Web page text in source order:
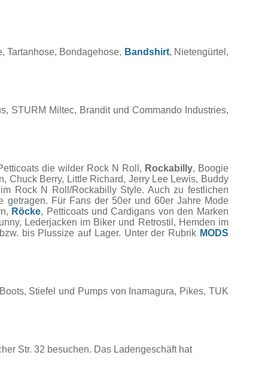
Tartanhose, Bondagehose, Bandshirt, Nietengürtel,
STURM Miltec, Brandit und Commando Industries,
die wilder Rock N Roll, Rockabilly, Boogie
Chuck Berry, Little Richard, Jerry Lee Lewis, Buddy
Rock N Roll/Rockabilly Style. Auch zu festlichen
getragen. Für Fans der 50er und 60er Jahre Mode
Röcke, Petticoats und Cardigans von den Marken
Lederjacken im Biker und Retrostil, Hemden im
bis Plussize auf Lager. Unter der Rubrik MODS
Stiefel und Pumps von Inamagura, Pikes, TUK
Str. 32 besuchen. Das Ladengeschäft hat